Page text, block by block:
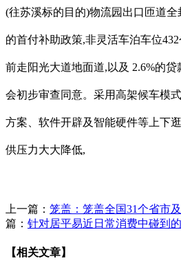
(往苏溪标的目的)物流园出口匝道
的首付补助政策,非灵活车泊车位
前走阳光大道地面道,以及 2.6%的
会初步审查同意。采用高架候车模
方案、软件开辟及智能硬件等上下
供压力大大降低,
上一篇： 笼盖：笼盖全国31个省市
篇： 针对居平易近日常消费中碰到
【相关文章】